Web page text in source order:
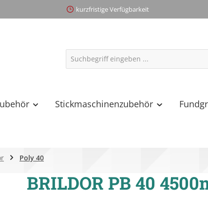
kurzfristige Verfügbarkeit
Stickmaschinenzubehör
Poly 40
BRILDOR PB 40